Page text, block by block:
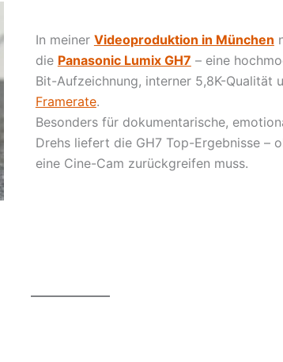
In meiner Videoproduktion in München
die Panasonic Lumix GH7 – eine
Bit-Aufzeichnung, interner 5,8K-Qualität
Framerate.
Besonders für dokumentarische,
Drehs liefert die GH7 Top-Ergebnisse –
eine Cine-Cam zurückgreifen muss.